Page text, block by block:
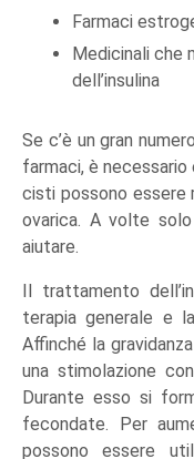
Farmaci
Medicinali che
dell’insulina
Se c’è un gran
farmaci, è
cisti possono essere
ovarica. A volte
aiutare.
Il trattamento
terapia generale e
Affinché la
una stimolazione
Durante esso si
fecondate. Per
possono essere